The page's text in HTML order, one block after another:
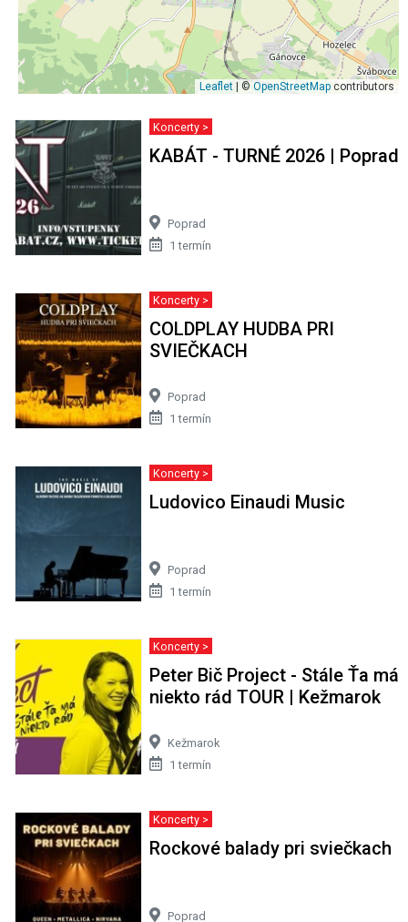
Leaflet | © OpenStreetMap contributors
Koncerty >
KABÁT - TURNÉ 2026 | Poprad
Poprad
1 termín
Koncerty >
COLDPLAY HUDBA PRI
SVIEČKACH
Poprad
1 termín
Koncerty >
Ludovico Einaudi Music
Poprad
1 termín
Koncerty >
Peter Bič Project - Stále Ťa má
niekto rád TOUR | Kežmarok
Kežmarok
1 termín
Koncerty >
Rockové balady pri sviečkach
Poprad